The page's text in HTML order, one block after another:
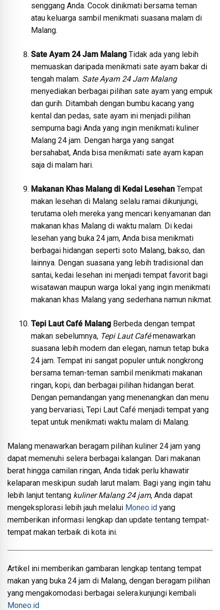
senggang Anda. Cocok dinikmati bersama teman
atau keluarga sambil menikmati suasana malam di
Malang.
Sate Ayam 24 Jam Malang Tidak ada yang lebih
memuaskan daripada menikmati sate ayam bakar di
tengah malam. Sate Ayam 24 Jam Malang
menyediakan berbagai pilihan sate ayam yang empuk
dan gurih. Ditambah dengan bumbu kacang yang
kental dan pedas, sate ayam ini menjadi pilihan
sempurna bagi Anda yang ingin menikmati kuliner
Malang 24 jam. Dengan harga yang sangat
bersahabat, Anda bisa menikmati sate ayam kapan
saja di malam hari.
Makanan Khas Malang di Kedai Lesehan Tempat
makan lesehan di Malang selalu ramai dikunjungi,
terutama oleh mereka yang mencari kenyamanan dan
makanan khas Malang di waktu malam. Di kedai
lesehan yang buka 24 jam, Anda bisa menikmati
berbagai hidangan seperti soto Malang, bakso, dan
lainnya. Dengan suasana yang lebih tradisional dan
santai, kedai lesehan ini menjadi tempat favorit bagi
wisatawan maupun warga lokal yang ingin menikmati
makanan khas Malang yang sederhana namun nikmat.
Tepi Laut Café Malang Berbeda dengan tempat
makan sebelumnya, Tepi Laut Cafémenawarkan
suasana lebih modern dan elegan, namun tetap buka
24 jam. Tempat ini sangat populer untuk nongkrong
bersama teman-teman sambil menikmati makanan
ringan, kopi, dan berbagai pilihan hidangan berat.
Dengan pemandangan yang menenangkan dan menu
yang bervariasi, Tepi Laut Café menjadi tempat yang
tepat untuk menikmati waktu malam di Malang.
Malang menawarkan beragam pilihan kuliner 24 jam yang
dapat memenuhi selera berbagai kalangan. Dari makanan
berat hingga camilan ringan, Anda tidak perlu khawatir
kelaparan meskipun sudah larut malam. Bagi yang ingin tahu
lebih lanjut tentang kuliner Malang 24 jam, Anda dapat
mengeksplorasi lebih jauh melalui Moneo.id yang
memberikan informasi lengkap dan update tentang tempat-
tempat makan terbaik di kota ini.
Artikel ini memberikan gambaran lengkap tentang tempat
makan yang buka 24 jam di Malang, dengan beragam pilihan
yang mengakomodasi berbagai selera.kunjungi kembali
Moneo.id